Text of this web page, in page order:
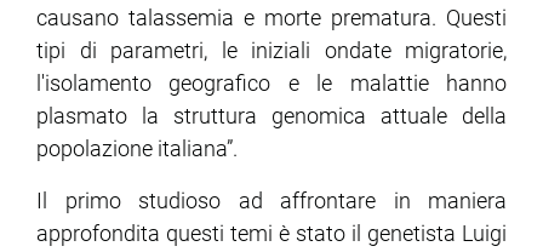
causano talassemia e morte prematura. Questi
tipi di parametri, le iniziali ondate migratorie,
l'isolamento geografico e le malattie hanno
plasmato la struttura genomica attuale della
popolazione italiana”.
Il primo studioso ad affrontare in maniera
approfondita questi temi è stato il genetista Luigi